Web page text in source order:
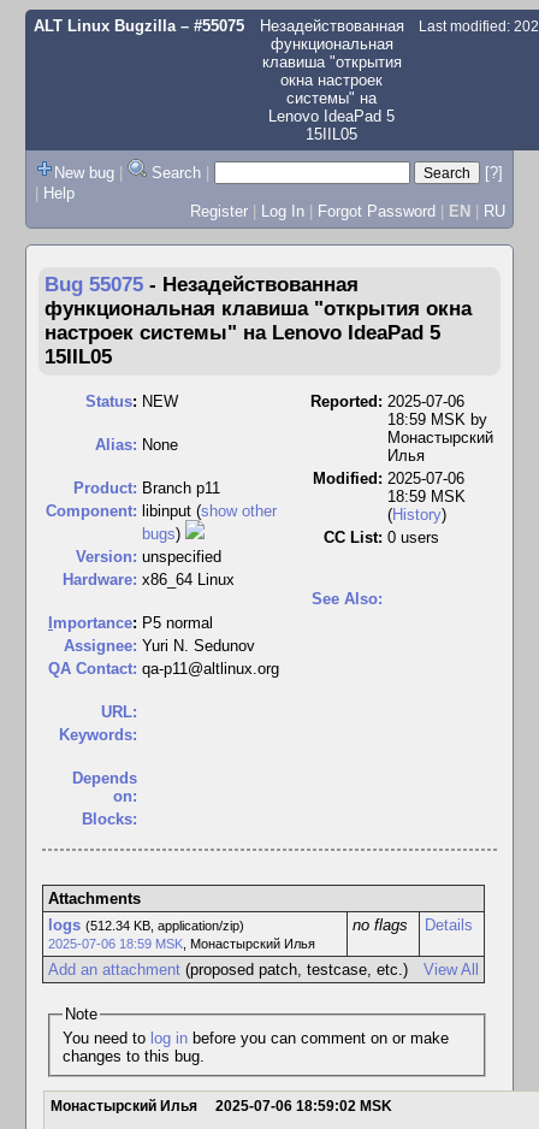
ALT Linux Bugzilla– #55075
Незадействованная
функциональная
клавиша "открытия
окна настроек
системы" на
Lenovo IdeaPad 5
15IIL05
Last modified:
New bug | Search |
[?]
| Help
Register | Log In | Forgot Password | EN | RU
Bug 55075 - Незадействованная
функциональная клавиша "открытия окна
настроек системы" на Lenovo IdeaPad 5
15IIL05
Status: NEW
Alias: None
Product: Branch p11
Component: libinput (show other
bugs)
Version: unspecified
Hardware: x86_64 Linux
mportance: P5 normal
Assignee: Yuri N. Sedunov
QA Contact: qa-p11@altlinux.org
URL:
Keywords:
Depends
on:
Blocks:
Reported: 2025-07-06
18:59 MSK by
Монастырский
Илья
Modified: 2025-07-06
18:59 MSK
(History)
CC List: 0 users
See Also:
Attachments
logs (512.34 KB, application/zip)
2025-07-06 18:59 MSK, Монастырский Илья
no flags Details
View All
Add an attachment(proposed patch, testcase, etc.)
Note
You need to log inbefore you can comment on or make
changes to this bug.
Монастырский Илья 2025-07-06 18:59:02 MSK